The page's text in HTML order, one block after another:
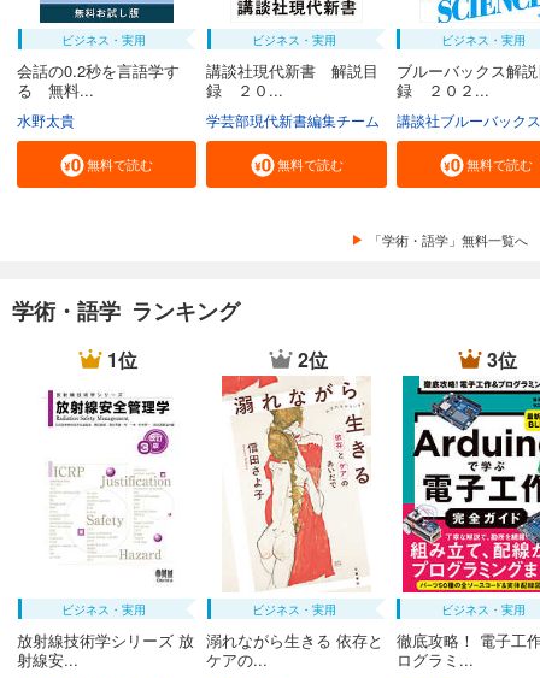
ビジネス・実用
会話の0.2秒を言語学す
る 無料...
水野太貴
無料で読む
ビジネス・実用
講談社現代新書 解説目
録 ２０...
学芸部現代新書編集チーム
無料で読む
ビジネス・実用
ブルーバックス解
録 ２０２...
講談社ブルーバックス
無料で読む
「学術・語学」無料一覧へ
学術・語学 ランキング
1位
ビジネス・実用
放射線技術学シリーズ 放
射線安...
2位
ビジネス・実用
溺れながら生きる 依存と
ケアの...
3位
ビジネス・実用
徹底攻略！ 電子工
ログラミ...